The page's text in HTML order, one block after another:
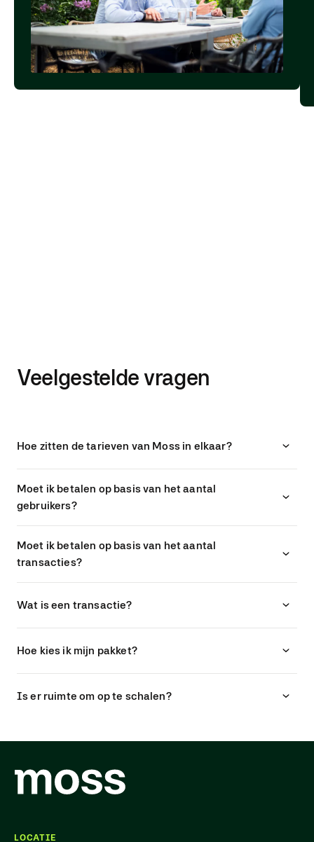
Veelgestelde vragen
Hoe zitten de tarieven van Moss in elkaar?
Moet ik betalen op basis van het aantal
gebruikers?
Moet ik betalen op basis van het aantal
transacties?
Wat is een transactie?
Hoe kies ik mijn pakket?
Is er ruimte om op te schalen?
LOCATIE